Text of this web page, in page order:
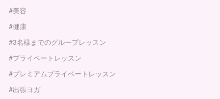
#美容
#健康
#3名様までのグループレッスン
#プライベートレッスン
#プレミアムプライベートレッスン
#出張ヨガ